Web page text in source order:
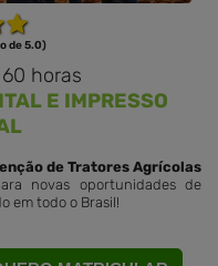
de 5.0)
horas
E IMPRESSO
de Tratores Agrícolas
novas oportunidades de
em todo o Brasil!